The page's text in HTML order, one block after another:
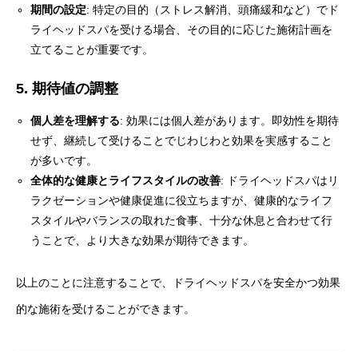
期間の設定: 特定の目的（ストレス解消、頭痛緩和など）でド
ライヘッドスパを受ける場合、その目的に応じた施術計画を
立てることが重要です。
5. 期待値の調整
個人差を理解する: 効果には個人差があります。即効性を期待
せず、継続して受けることでじわじわと効果を実感すること
が多いです。
全体的な健康とライフスタイルの改善: ドライヘッドスパはリ
ラクゼーションや健康促進に役立ちますが、健康的なライフ
スタイルやバランスの取れた食事、十分な休息と合わせて行
うことで、より大きな効果が期待できます。
以上のことに注意することで、ドライヘッドスパを安全かつ効果
的な施術を受けることができます。